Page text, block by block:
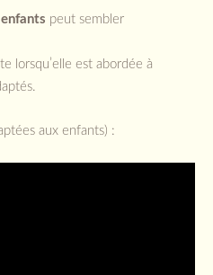
peut sembler
lorsqu’elle est abordée à
aux enfants) :